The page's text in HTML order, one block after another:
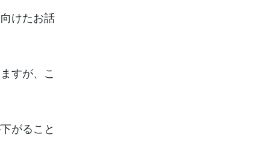
けたお話
すが、こ
がること